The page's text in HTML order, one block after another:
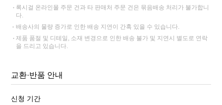
록시걸 온라인몰 주문 건과 타 판매처 주문 건은 묶음배송 처리가 불가합니
다.
배송사의 물량 증가로 인한 배송 지연이 간혹 있을 수 있습니다.
제품 품절 및 디테일, 소재 변경으로 인한 배송 불가 및 지연시 별도로 연락
을 드리고 있습니다.
교환·반품 안내
신청 기간